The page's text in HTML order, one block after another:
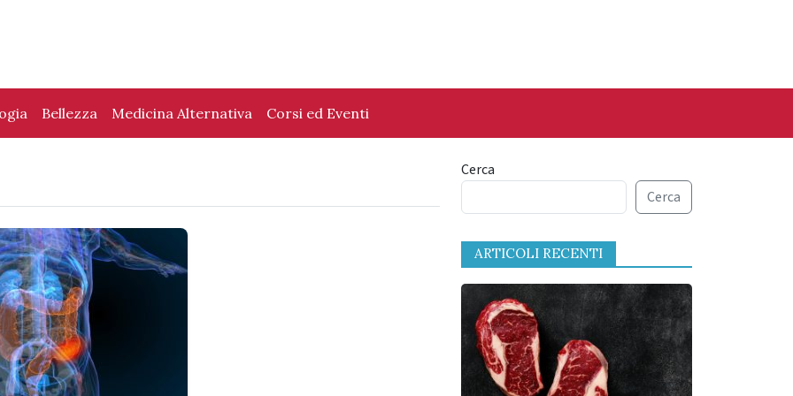
Bellezza Medicina Alternativa Corsi ed Eventi
Cerca
Cerca
ARTICOLI RECENTI